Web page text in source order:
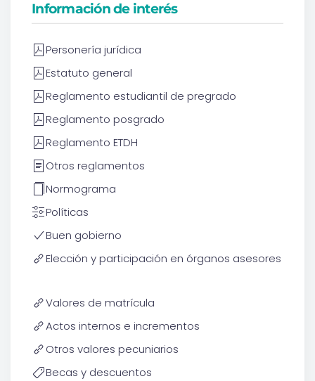
Información de interés
Personería jurídica
Estatuto general
Reglamento estudiantil de pregrado
Reglamento posgrado
Reglamento ETDH
Otros reglamentos
Normograma
Políticas
Buen gobierno
Elección y participación en órganos asesores
Valores de matrícula
Actos internos e incrementos
Otros valores pecuniarios
Becas y descuentos